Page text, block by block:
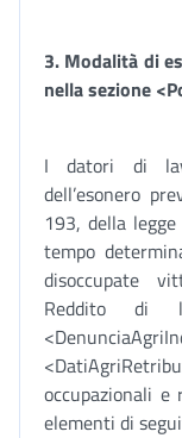
3. Modalità di
nella sezione
I datori di
dell’esonero
193, della
tempo
disoccupate
Reddito di
occupazionali
elementi di